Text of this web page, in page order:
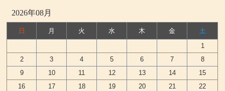
2026年08月
日 月 火 水 木 金
土
1
2
3 4 5 6 7
8
9
10 11 12 13 14
15
16
17 18 19 20 21
22